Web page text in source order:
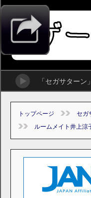
「セガサター
トップページ セガ
ルームメイト井上涼